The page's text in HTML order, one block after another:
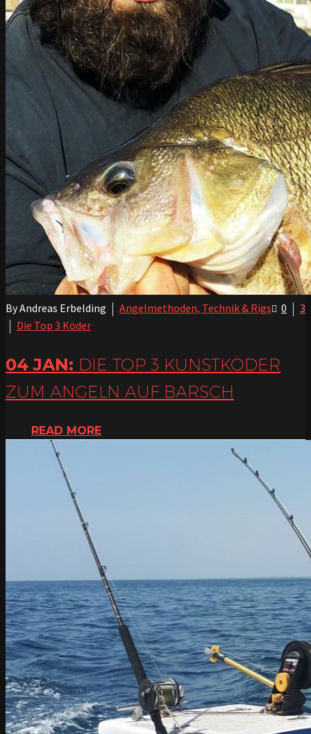
0 3
By Andreas Erbelding
Angelmethoden, Technik & Rigs
Die Top 3 Köder
04 JAN: DIE TOP 3 KUNSTKÖDER
ZUM ANGELN AUF BARSCH
READ MORE